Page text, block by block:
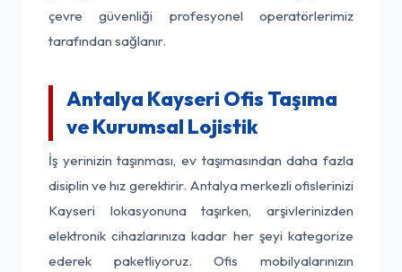
çevre güvenliği profesyonel operatörlerimiz
tarafından sağlanır.
Antalya Kayseri Ofis Taşıma
ve Kurumsal Lojistik
İş yerinizin taşınması, ev taşımasından daha fazla
disiplin ve hız gerektirir. Antalya merkezli ofislerinizi
Kayseri lokasyonuna taşırken, arşivlerinizden
elektronik cihazlarınıza kadar her şeyi kategorize
ederek paketliyoruz. Ofis mobilyalarınızın